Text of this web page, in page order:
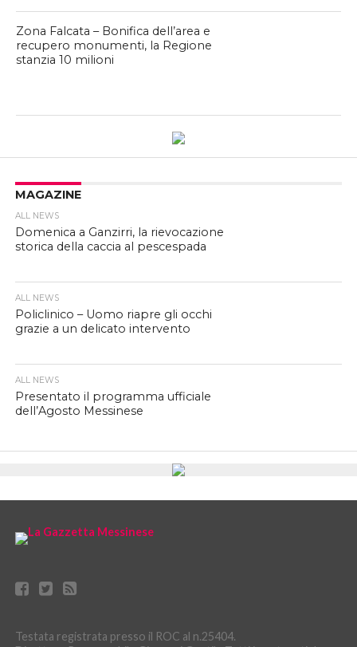
Zona Falcata – Bonifica dell’area e
recupero monumenti, la Regione
stanzia 10 milioni
MAGAZINE
ALL NEWS
Domenica a Ganzirri, la rievocazione
storica della caccia al pescespada
ALL NEWS
Policlinico – Uomo riapre gli occhi
grazie a un delicato intervento
ALL NEWS
Presentato il programma ufficiale
dell’Agosto Messinese
Testata registrata presso il ROC al n.25404.